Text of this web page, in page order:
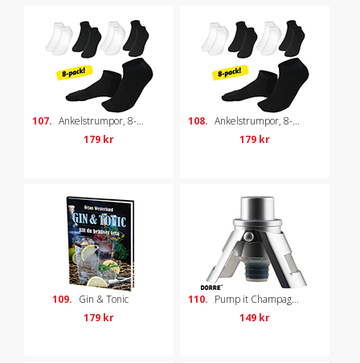
107. Ankelstrumpor, 8-pack, strl 36-40
179 kr
108. Ankelstrumpor, 8-pack, strl 41-45
179 kr
109. Gin & Tonic
179 kr
110. Pump it Champagneförslutare
149 kr